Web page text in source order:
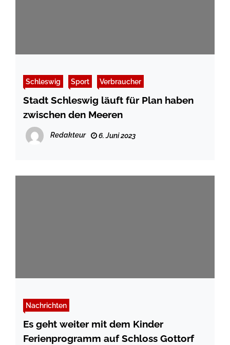
Schleswig Sport Verbraucher
Stadt Schleswig läuft für Plan haben
zwischen den Meeren
Redakteur 6. Juni 2023
Nachrichten
Es geht weiter mit dem Kinder
Ferienprogramm auf Schloss Gottorf